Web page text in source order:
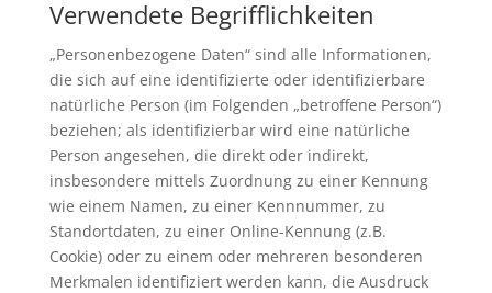
Verwendete Begrifflichkeiten
„Personenbezogene Daten“ sind alle Informationen,
die sich auf eine identifizierte oder identifizierbare
natürliche Person (im Folgenden „betroffene Person“)
beziehen; als identifizierbar wird eine natürliche
Person angesehen, die direkt oder indirekt,
insbesondere mittels Zuordnung zu einer Kennung
wie einem Namen, zu einer Kennnummer, zu
Standortdaten, zu einer Online-Kennung (z.B.
Cookie) oder zu einem oder mehreren besonderen
Merkmalen identifiziert werden kann, die Ausdruck